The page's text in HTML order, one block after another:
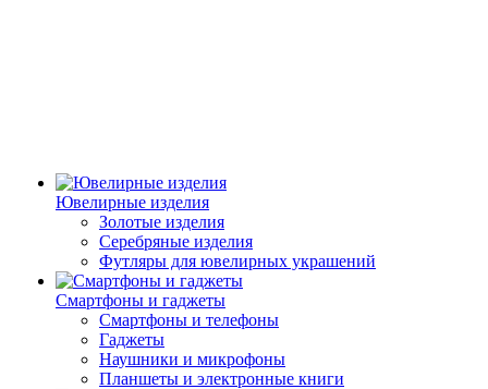
Ювелирные изделия
Золотые изделия
Серебряные изделия
Футляры для ювелирных украшений
Смартфоны и гаджеты
Смартфоны и телефоны
Гаджеты
Наушники и микрофоны
Планшеты и электронные книги